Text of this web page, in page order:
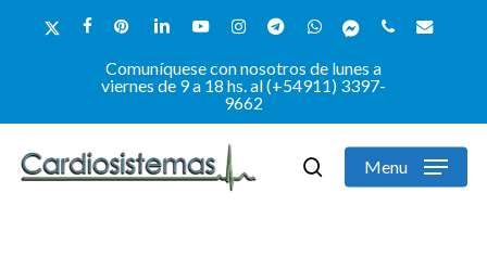
content
x-
facebookpinterestlinkedinyoutubeinstagramtelegramwhatsappmessengerphoneemail
Comuníquese con nosotros de lunes a
viernes de 9 a 18 hs. al (+54911) 3397-
9662
searchMenu